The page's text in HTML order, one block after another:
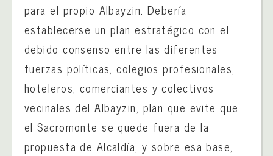
para el propio Albayzin. Debería
establecerse un plan estratégico con el
debido consenso entre las diferentes
fuerzas políticas, colegios profesionales,
hoteleros, comerciantes y colectivos
vecinales del Albayzin, plan que evite que
el Sacromonte se quede fuera de la
propuesta de Alcaldía, y sobre esa base,